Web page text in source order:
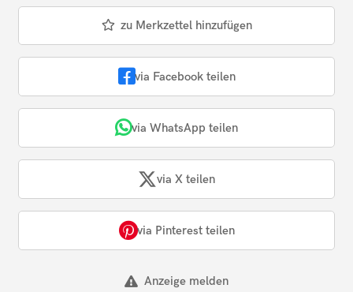
zu Merkzettel hinzufügen
via Facebook teilen
via WhatsApp teilen
via X teilen
via Pinterest teilen
Anzeige melden